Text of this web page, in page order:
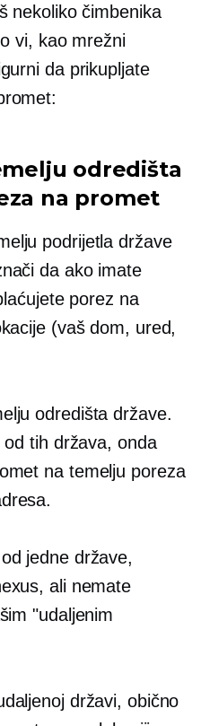
nekoliko čimbenika
vi, kao mrežni
da prikupljate
odredišta
na promet
podrijetla države
da ako imate
porez na
(vaš dom, ured,
odredišta države.
tih država, onda
na temelju poreza
jedne države,
ali nemate
"udaljenim
državi, obično